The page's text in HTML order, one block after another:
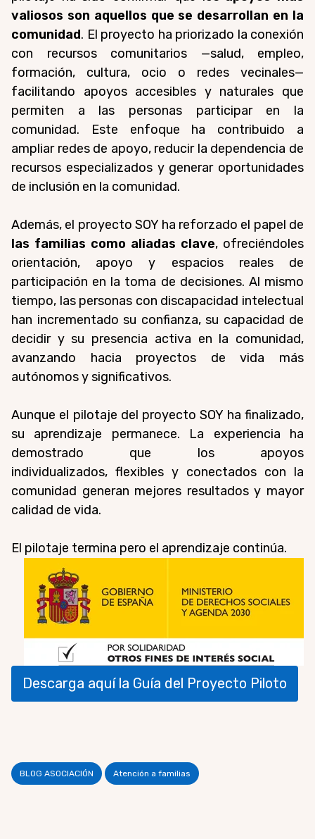
valiosos son aquellos que se desarrollan en la
comunidad. El proyecto ha priorizado la conexión
con recursos comunitarios —salud, empleo,
formación, cultura, ocio o redes vecinales—
facilitando apoyos accesibles y naturales que
permiten a las personas participar en la
comunidad. Este enfoque ha contribuido a
ampliar redes de apoyo, reducir la dependencia de
recursos especializados y generar oportunidades
de inclusión en la comunidad.
Además, el proyecto SOY ha reforzado el papel de
las familias como aliadas clave, ofreciéndoles
orientación, apoyo y espacios reales de
participación en la toma de decisiones. Al mismo
tiempo, las personas con discapacidad intelectual
han incrementado su confianza, su capacidad de
decidir y su presencia activa en la comunidad,
avanzando hacia proyectos de vida más
autónomos y significativos.
Aunque el pilotaje del proyecto SOY ha finalizado,
su aprendizaje permanece. La experiencia ha
demostrado que los apoyos
individualizados, flexibles y conectados con la
comunidad generan mejores resultados y mayor
calidad de vida.
El pilotaje termina pero el aprendizaje continúa.
Descarga aquí la Guía del Proyecto Piloto
BLOG ASOCIACIÓN Atención a familias